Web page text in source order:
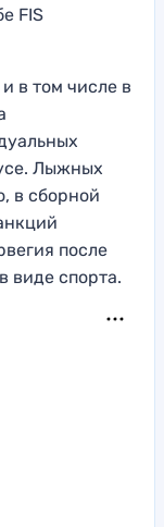
FIS
в том числе в
Лыжных
в сборной
после
виде спорта.